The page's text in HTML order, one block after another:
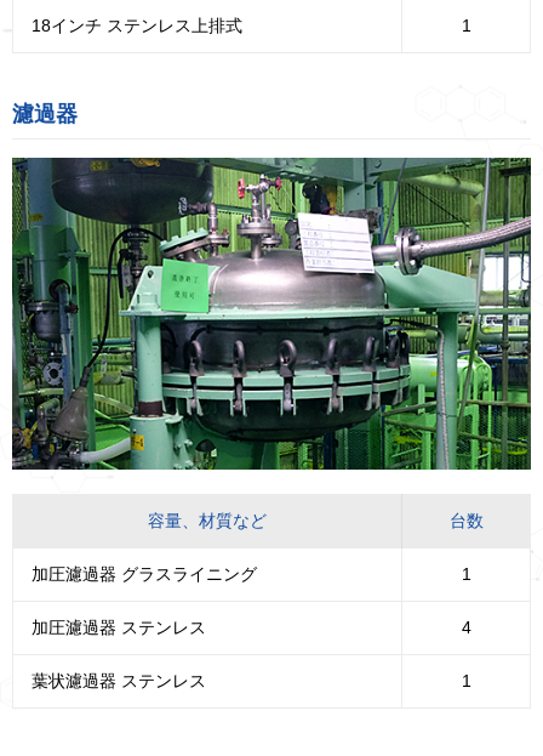
18インチ ステンレス上排式 1
濾過器
容量、材質など 台数
加圧濾過器 グラスライニング 1
加圧濾過器 ステンレス 4
葉状濾過器 ステンレス 1